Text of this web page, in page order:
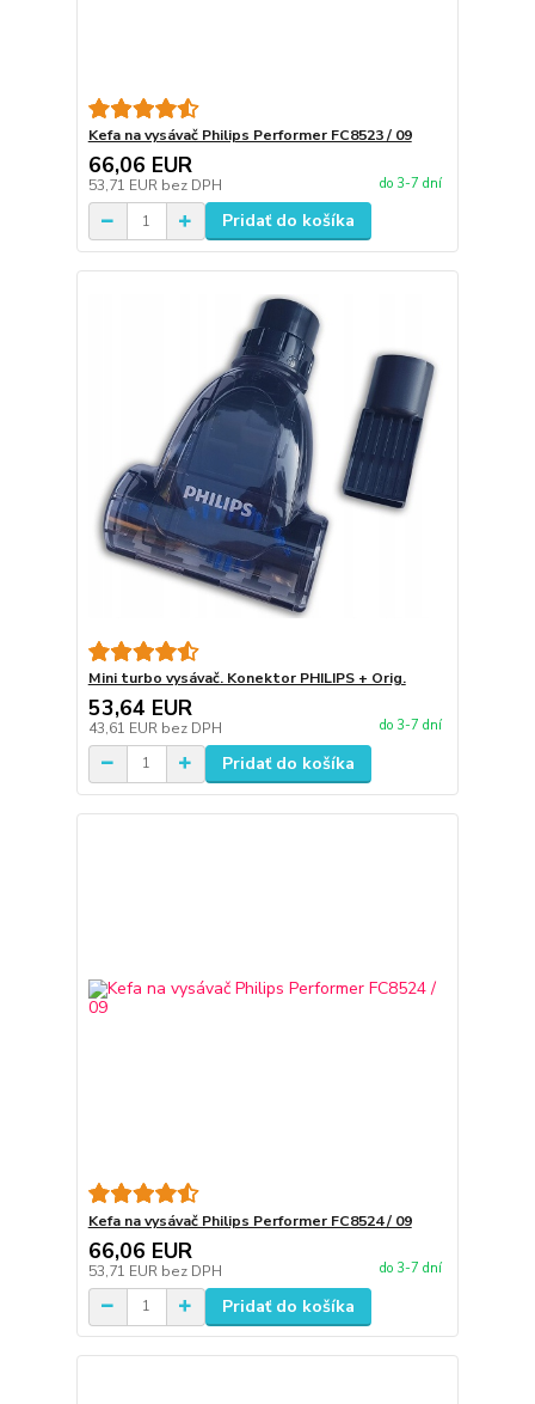
Kefa na vysávač Philips Performer FC8523 / 09
66,06 EUR
53,71 EUR bez DPH do 3-7 dní
Pridať do košíka
Mini turbo vysávač. Konektor PHILIPS + Orig.
53,64 EUR
43,61 EUR bez DPH do 3-7 dní
Pridať do košíka
Kefa na vysávač Philips Performer FC8524 / 09
66,06 EUR
53,71 EUR bez DPH do 3-7 dní
Pridať do košíka